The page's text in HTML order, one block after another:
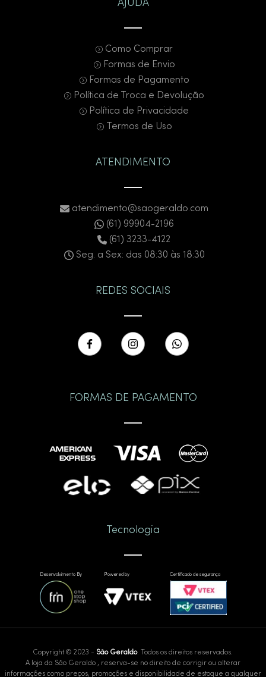
AJUDA
Como Comprar
Formas de Envio
Formas de Pagamento
Política de Troca e Devolução
Política de Privacidade
Termos de Uso
ATENDIMENTO
atendimento@saogeraldo.com
(61) 99904-2196
(61) 3233-4122
Seg. a Sex: das 08:30 às 18:30
REDES SOCIAIS
FORMAS DE PAGAMENTO
Tecnologia
Desenvolvimento By Powered by Certificado de segurança
Copyright © 2023 - São Geraldo. Todos os direitos reservados.
A loja da São Geraldo , reserva-se no direito de corrigir ou alterar
informações como preços, promoções e disponibilidade de estoque a qualquer